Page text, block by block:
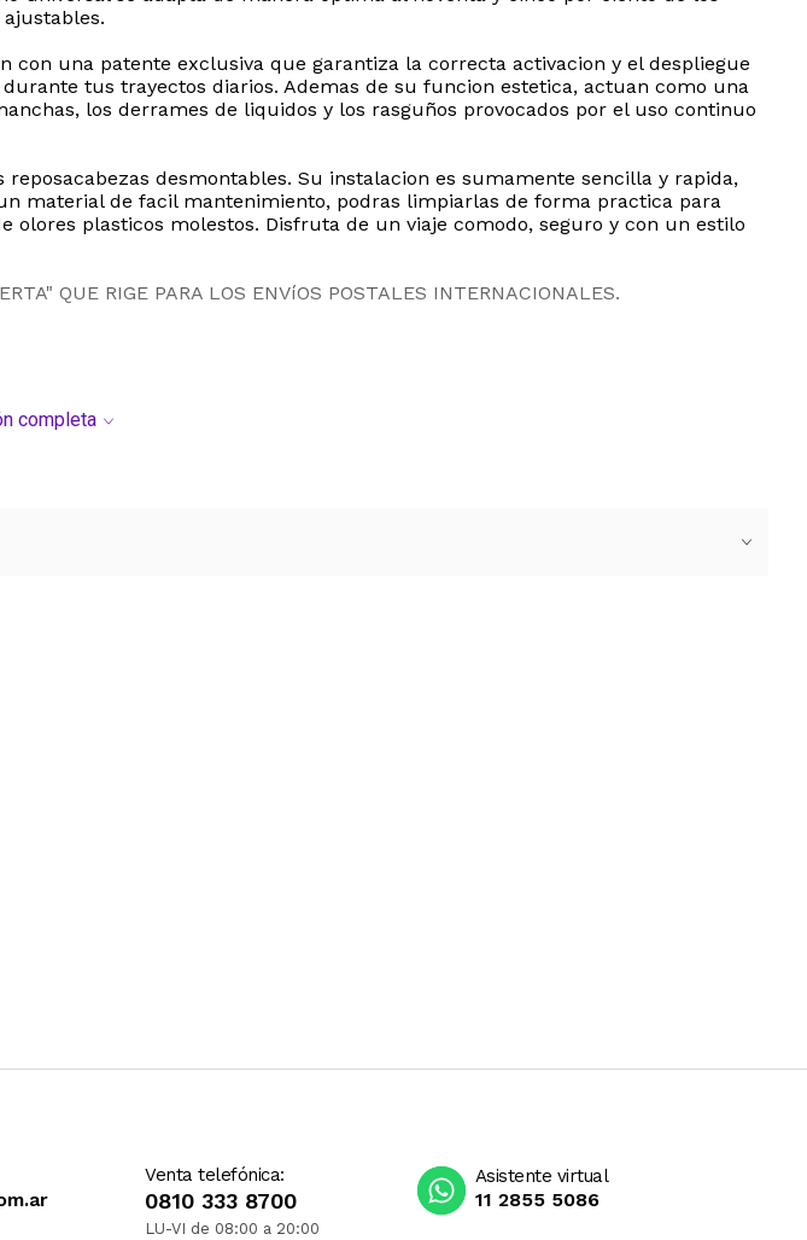
una patente exclusiva que garantiza la correcta activacion y el despliegue
tus trayectos diarios. Ademas de su funcion estetica, actuan como una
los derrames de liquidos y los rasguños provocados por el uso continuo
desmontables. Su instalacion es sumamente sencilla y rapida,
material de facil mantenimiento, podras limpiarlas de forma practica para
plasticos molestos. Disfruta de un viaje comodo, seguro y con un estilo
QUE RIGE PARA LOS ENVíOS POSTALES INTERNACIONALES.
completa
Venta telefónica:
0810 333 8700
LU-VI de 08:00 a 20:00
Asistente virtual
11 2855 5086